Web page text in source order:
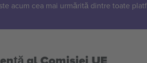
acum cea mai urmărită dintre toate